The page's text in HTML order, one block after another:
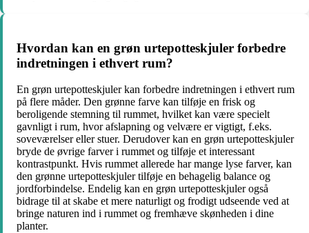
Hvordan kan en grøn urtepotteskjuler forbedre
indretningen i ethvert rum?
En grøn urtepotteskjuler kan forbedre indretningen i ethvert rum
på flere måder. Den grønne farve kan tilføje en frisk og
beroligende stemning til rummet, hvilket kan være specielt
gavnligt i rum, hvor afslapning og velvære er vigtigt, f.eks.
soveværelser eller stuer. Derudover kan en grøn urtepotteskjuler
bryde de øvrige farver i rummet og tilføje et interessant
kontrastpunkt. Hvis rummet allerede har mange lyse farver, kan
den grønne urtepotteskjuler tilføje en behagelig balance og
jordforbindelse. Endelig kan en grøn urtepotteskjuler også
bidrage til at skabe et mere naturligt og frodigt udseende ved at
bringe naturen ind i rummet og fremhæve skønheden i dine
planter.